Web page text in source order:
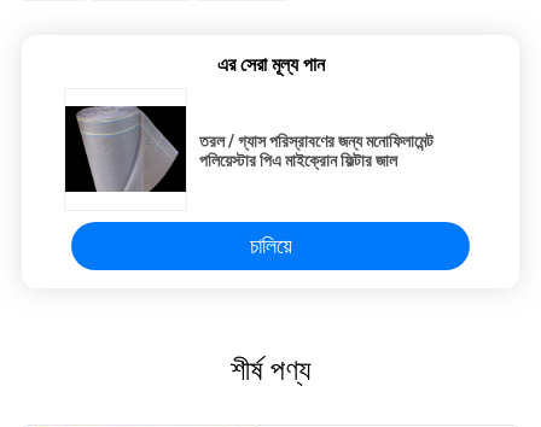
এর সেরা মূল্য পান
তরল / গ্যাস পরিস্রাবণের জন্য মনোফিলামেন্ট
পলিয়েস্টার পিএ মাইক্রোন ফিল্টার জাল
চালিয়ে
শীর্ষ পণ্য